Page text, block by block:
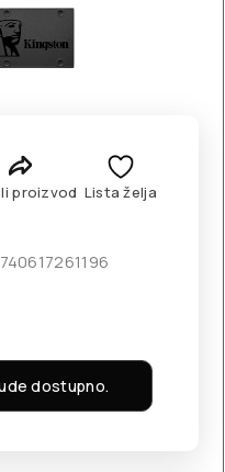
proizvod Lista želja
740617261196
dostupno.